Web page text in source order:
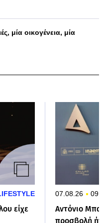
μία οικογένεια, μία
είχε
07.08.26
Αντόνιο
προσβολή